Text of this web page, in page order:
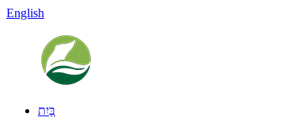
English
בַּיִת